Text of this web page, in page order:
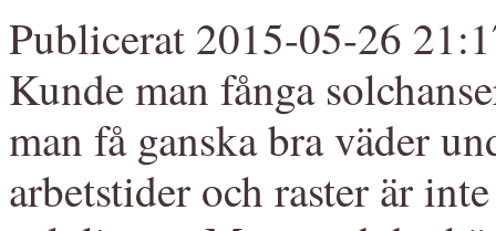
Publicerat 2015-05-26
Kunde man fånga
man få ganska bra väder
arbetstider och raster är